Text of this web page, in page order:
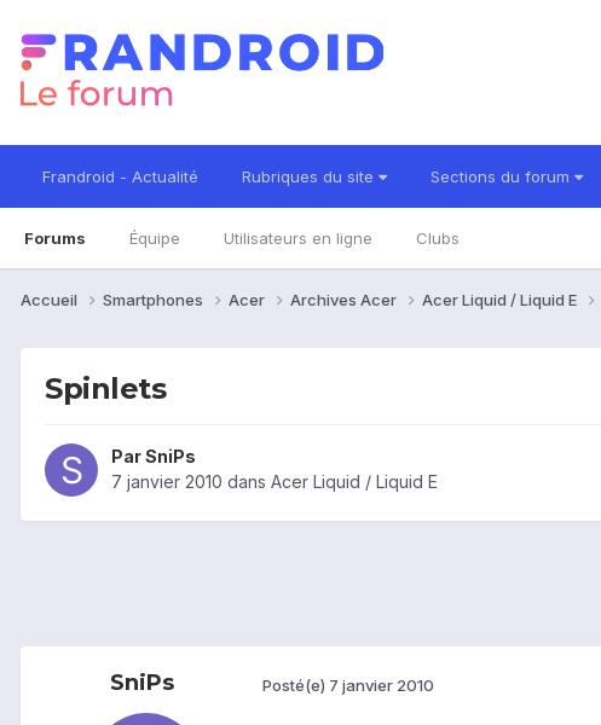
Frandroid - Actualité Rubriques du site Sections du forum
Forums Équipe Utilisateurs en ligne Clubs
Accueil Smartphones Acer Archives Acer Acer Liquid / Liquid E
Spinlets
ParSniPs
7 janvier 2010 dans Acer Liquid / Liquid E
SniPs Posté(e) 7 janvier 2010